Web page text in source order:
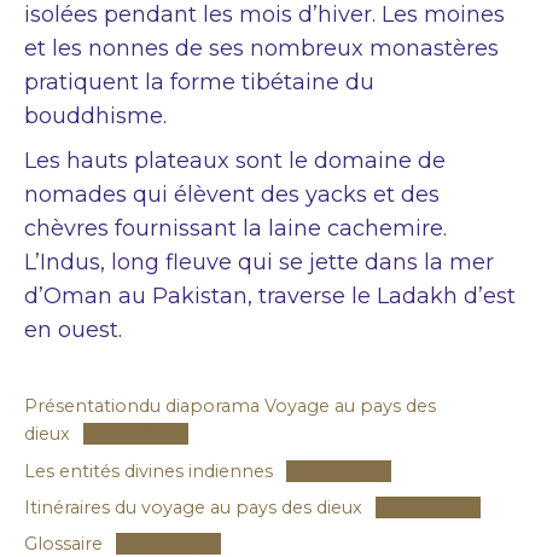
isolées pendant les mois d’hiver. Les moines
et les nonnes de ses nombreux monastères
pratiquent la forme tibétaine du
bouddhisme.
Les hauts plateaux sont le domaine de
nomades qui élèvent des yacks et des
chèvres fournissant la laine cachemire.
L’Indus, long fleuve qui se jette dans la mer
d’Oman au Pakistan, traverse le Ladakh d’est
en ouest.
Présentationdu diaporama Voyage au pays des
dieux
Les entités divines indiennes
Itinéraires du voyage au pays des dieux
Glossaire